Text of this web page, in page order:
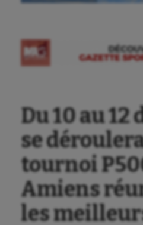
Du 10 au 12
se
tournoi
Amiens
les